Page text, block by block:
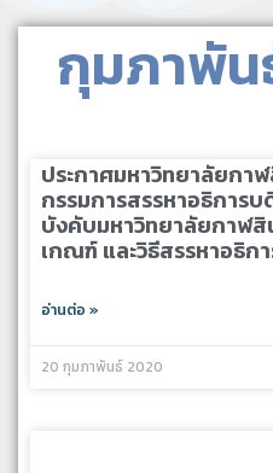
กุมภาพัน
ประกาศมหาวิทยาลัยกาฬ
กรรมการสรรหาอธิการ
บังคับมหาวิทยาลัยกาฬ
เกณฑ์ และวิธีสรรหาอธิก
อ่านต่อ »
20 กุมภาพันธ์ 2020